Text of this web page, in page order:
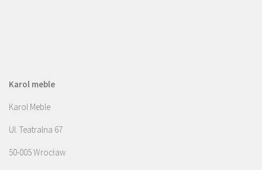
Karol meble
Karol Meble
Ul. Teatralna 67
50-005 Wrocław